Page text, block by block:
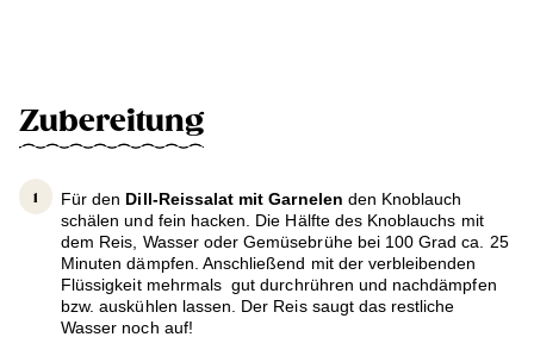
Zubereitung
Für den Dill-Reissalat mit Garnelen den Knoblauch
schälen und fein hacken. Die Hälfte des Knoblauchs mit
dem Reis, Wasser oder Gemüsebrühe bei 100 Grad ca. 25
Minuten dämpfen. Anschließend mit der verbleibenden
Flüssigkeit mehrmals gut durchrühren und nachdämpfen
bzw. auskühlen lassen. Der Reis saugt das restliche
Wasser noch auf!